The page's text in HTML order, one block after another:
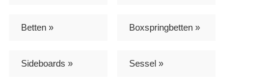
Betten » Boxspringbetten »
Sideboards » Sessel »